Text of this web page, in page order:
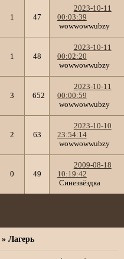
1 47
2023-10-11
00:03:39
wowwowwubzy
1 48
2023-10-11
00:02:20
wowwowwubzy
3 652
2023-10-11
00:00:59
wowwowwubzy
2 63
2023-10-10
23:54:14
wowwowwubzy
0
49
2009-08-18
10:19:42
Синезвёздка
»Лагерь